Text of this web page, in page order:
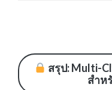
สรุป: Multi-
สำห